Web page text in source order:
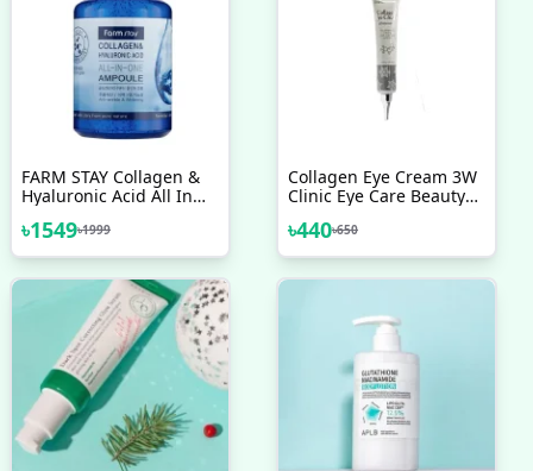
FARM STAY Collagen &
Hyaluronic Acid All In
৳1549৳1999
Collagen Eye Cream 3W
Clinic Eye Care Beauty
৳440৳650